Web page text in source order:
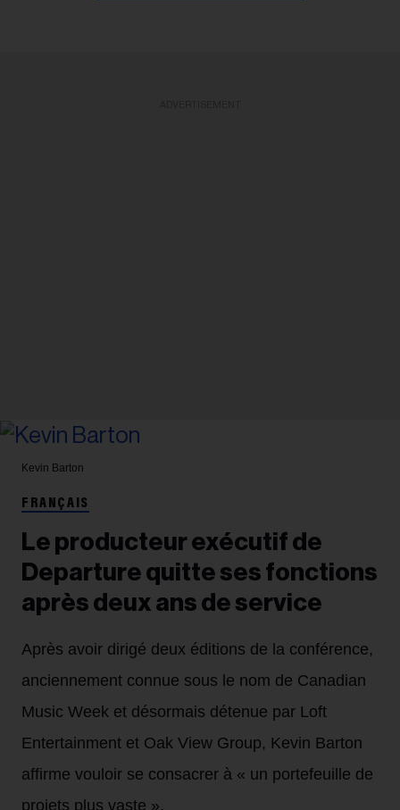
Kevin Barton
FRANÇAIS
Le producteur exécutif de
Departure quitte ses fonctions
après deux ans de service
Après avoir dirigé deux éditions de la conférence,
anciennement connue sous le nom de Canadian
Music Week et désormais détenue par Loft
Entertainment et Oak View Group, Kevin Barton
affirme vouloir se consacrer à « un portefeuille de
projets plus vaste ».